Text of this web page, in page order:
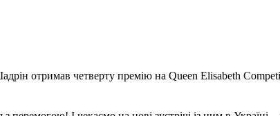
отримав четверту премію на Queen Elisabeth